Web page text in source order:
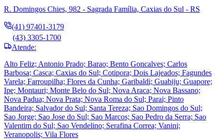
R. Domingos Chies, 982 - Sagrada Família, Caxias do Sul - RS
(41) 97401-3179
(43) 3305-1700
Atende:
Alto Feliz; Antonio Prado; Barao; Bento Goncalves; Carlos
Barbosa; Casca; Caxias do Sul; Cotipora; Dois Lajeados; Fagundes
Varela; Farroupilha; Flores da Cunha; Garibaldi; Guabiju; Guapore;
Ipe; Montauri; Monte Belo do Sul; Nova Araca; Nova Bassano;
Nova Padua; Nova Prata; Nova Roma do Sul; Parai; Pinto
Bandeira; Salvador do Sul; Santa Tereza; Sao Domingos do Sul;
Sao Jorge; Sao Jose do Sul; Sao Marcos; Sao Pedro da Serra; Sao
Valentim do Sul; Sao Vendelino; Serafina Correa; Vanini;
Veranopolis; Vila Flores